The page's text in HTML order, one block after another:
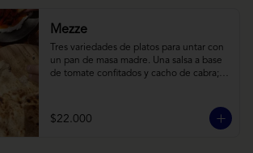
Mezze
Tres variedades de platos para untar con
un pan de masa madre. Una salsa a base
de tomate confitados y cacho de cabra;
cebollas horneadas largamente, con
toques de aceite asiático sobre cama de
$22.000